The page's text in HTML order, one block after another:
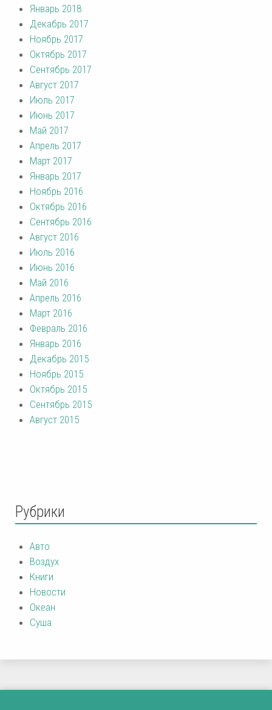
Январь 2018
Декабрь 2017
Ноябрь 2017
Октябрь 2017
Сентябрь 2017
Август 2017
Июль 2017
Июнь 2017
Май 2017
Апрель 2017
Март 2017
Январь 2017
Ноябрь 2016
Октябрь 2016
Сентябрь 2016
Август 2016
Июль 2016
Июнь 2016
Май 2016
Апрель 2016
Март 2016
Февраль 2016
Январь 2016
Декабрь 2015
Ноябрь 2015
Октябрь 2015
Сентябрь 2015
Август 2015
Рубрики
Авто
Воздух
Книги
Новости
Океан
Суша